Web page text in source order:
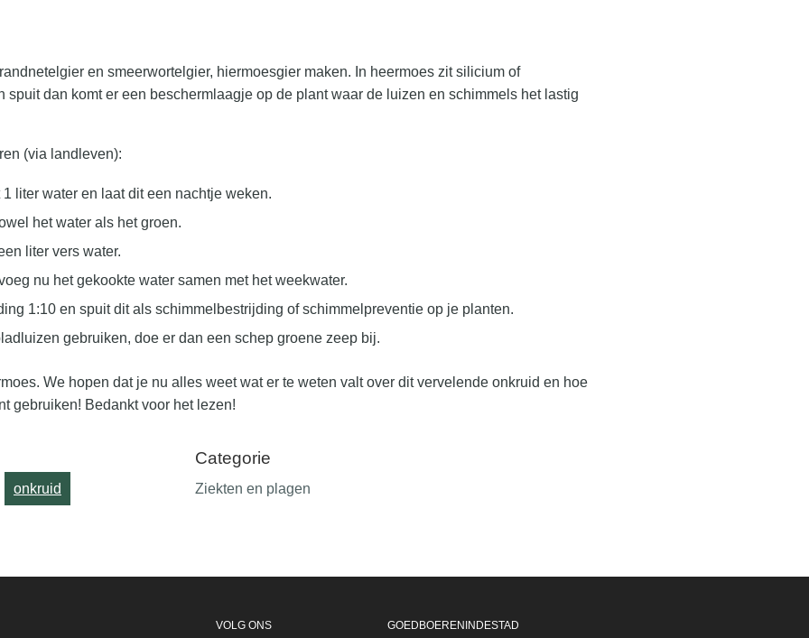
en smeerwortelgier, hiermoesgier maken. In heermoes zit silicium of
spuit dan komt er een beschermlaagje op de plant waar de luizen en schimmels het lastig
(via landleven):
liter water en laat dit een nachtje weken.
het water als het groen.
liter vers water.
nu het gekookte water samen met het weekwater.
1:10 en spuit dit als schimmelbestrijding of schimmelpreventie op je planten.
gebruiken, doe er dan een schep groene zeep bij.
We hopen dat je nu alles weet wat er te weten valt over dit vervelende onkruid en hoe
gebruiken! Bedankt voor het lezen!
onkruid
Categorie
Ziekten en plagen
VOLG ONS GOEDBOERENINDESTAD